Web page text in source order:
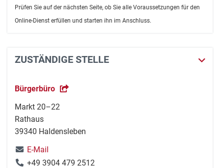
Prüfen Sie auf der nächsten Seite, ob Sie alle Voraussetzungen für den
Online-Dienst erfüllen und starten ihn im Anschluss.
ZUSTÄNDIGE STELLE
Bürgerbüro
Markt 20–22
Rathaus
39340 Haldensleben
E-Mail
+49 3904 479 2512